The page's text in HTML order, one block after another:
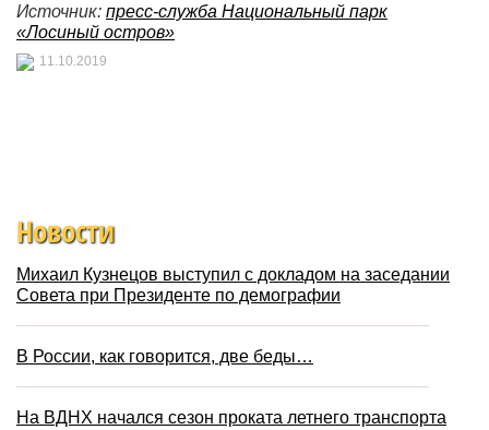
Источник: пресс-служба Национальный парк
«Лосиный остров»
11.10.2019
Новости
Михаил Кузнецов выступил с докладом на заседании
Совета при Президенте по демографии
В России, как говорится, две беды…
На ВДНХ начался сезон проката летнего транспорта